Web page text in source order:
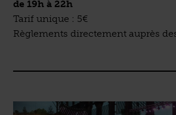
de 19h à 22h
Tarif unique : 5€
Règlements directement auprès